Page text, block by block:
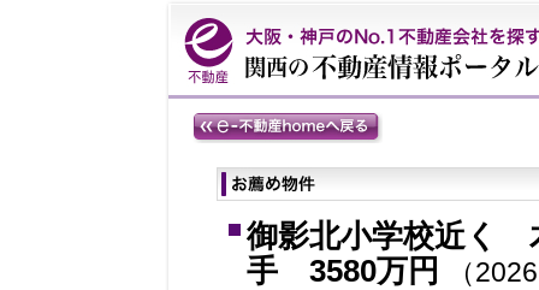
御影北小学校近く
手 3580万円
（